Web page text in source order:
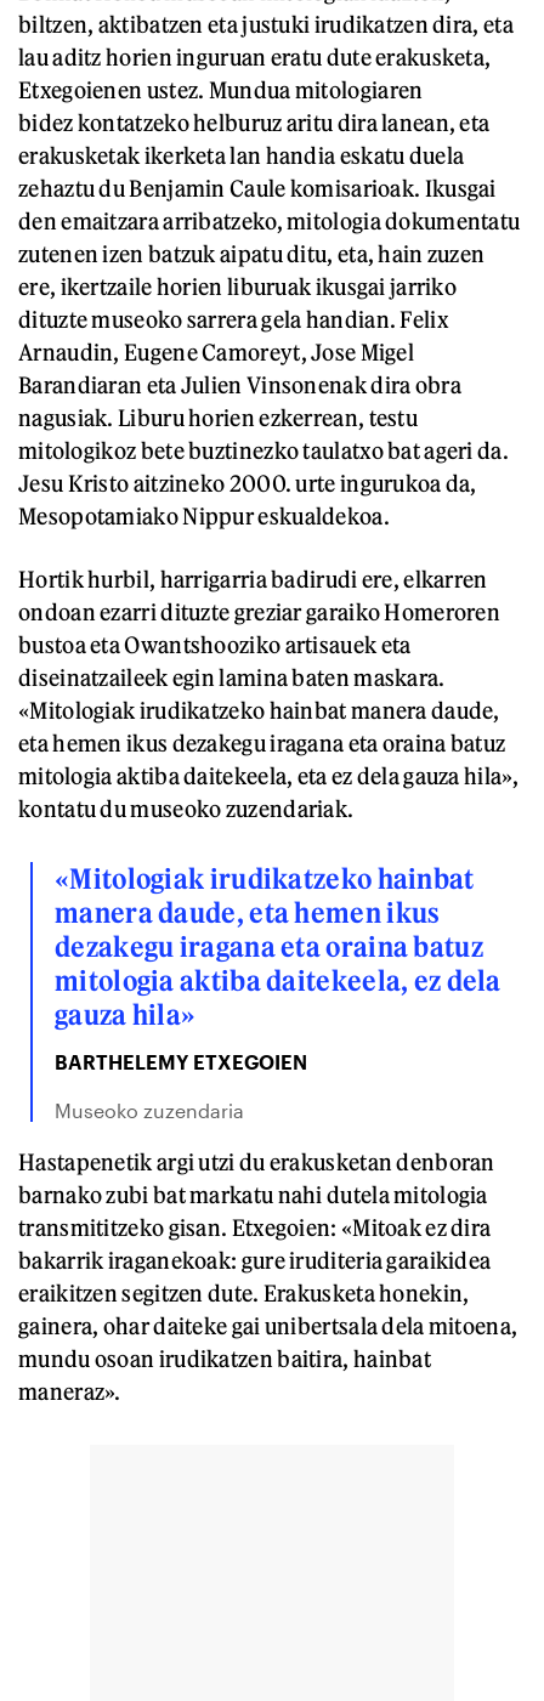
biltzen, aktibatzen eta justuki irudikatzen dira, eta
lau aditz horien inguruan eratu dute erakusketa,
Etxegoienen ustez. Mundua mitologiaren
bidez kontatzeko helburuz aritu dira lanean, eta
erakusketak ikerketa lan handia eskatu duela
zehaztu du Benjamin Caule komisarioak. Ikusgai
den emaitzara arribatzeko, mitologia dokumentatu
zutenen izen batzuk aipatu ditu, eta, hain zuzen
ere, ikertzaile horien liburuak ikusgai jarriko
dituzte museoko sarrera gela handian. Felix
Arnaudin, Eugene Camoreyt, Jose Migel
Barandiaran eta Julien Vinsonenak dira obra
nagusiak. Liburu horien ezkerrean, testu
mitologikoz bete buztinezko taulatxo bat ageri da.
Jesu Kristo aitzineko 2000. urte ingurukoa da,
Mesopotamiako Nippur eskualdekoa.
Hortik hurbil, harrigarria badirudi ere, elkarren
ondoan ezarri dituzte greziar garaiko Homeroren
bustoa eta Owantshooziko artisauek eta
diseinatzaileek egin lamina baten maskara.
«Mitologiak irudikatzeko hainbat manera daude,
eta hemen ikus dezakegu iragana eta oraina batuz
mitologia aktiba daitekeela, eta ez dela gauza hila»,
kontatu du museoko zuzendariak.
«Mitologiak irudikatzeko hainbat
manera daude, eta hemen ikus
dezakegu iragana eta oraina batuz
mitologia aktiba daitekeela, ez dela
gauza hila»
BARTHELEMY ETXEGOIEN
Museoko zuzendaria
Hastapenetik argi utzi du erakusketan denboran
barnako zubi bat markatu nahi dutela mitologia
transmititzeko gisan. Etxegoien: «Mitoak ez dira
bakarrik iraganekoak: gure iruditeria garaikidea
eraikitzen segitzen dute. Erakusketa honekin,
gainera, ohar daiteke gai unibertsala dela mitoena,
mundu osoan irudikatzen baitira, hainbat
maneraz».